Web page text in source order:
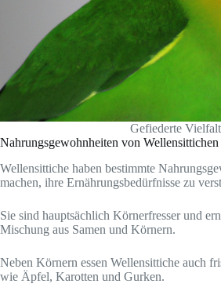
Gefiederte Vielfalt
Nahrungsgewohnheiten von Wellensittichen
Wellensittiche haben bestimmte
machen, ihre Ernährungsbedürfnisse zu
Sie sind hauptsächlich Körnerfresser und
Mischung aus Samen und Körnern.
Neben Körnern essen Wellensittiche auch
wie Äpfel, Karotten und Gurken.